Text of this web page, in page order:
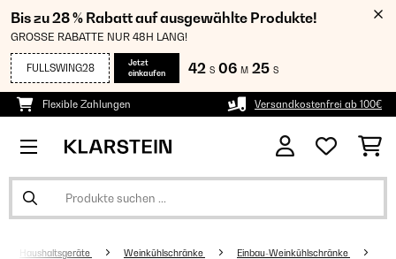
Bis zu 28 % Rabatt auf ausgewählte Produkte!
GROSSE RABATTE NUR 48H LANG!
FULLSWING28
Jetzt
einkaufen
42 S 06 M 24 S
Flexible Zahlungen Versandkostenfrei ab 100€
Haushaltsgeräte Weinkühlschränke Einbau-Weinkühlschränke